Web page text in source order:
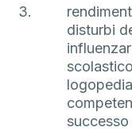
disturbi